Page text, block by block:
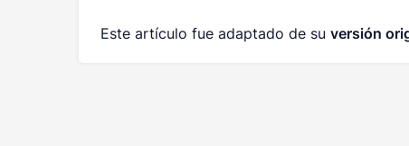
Este artículo fue adaptado de suversión